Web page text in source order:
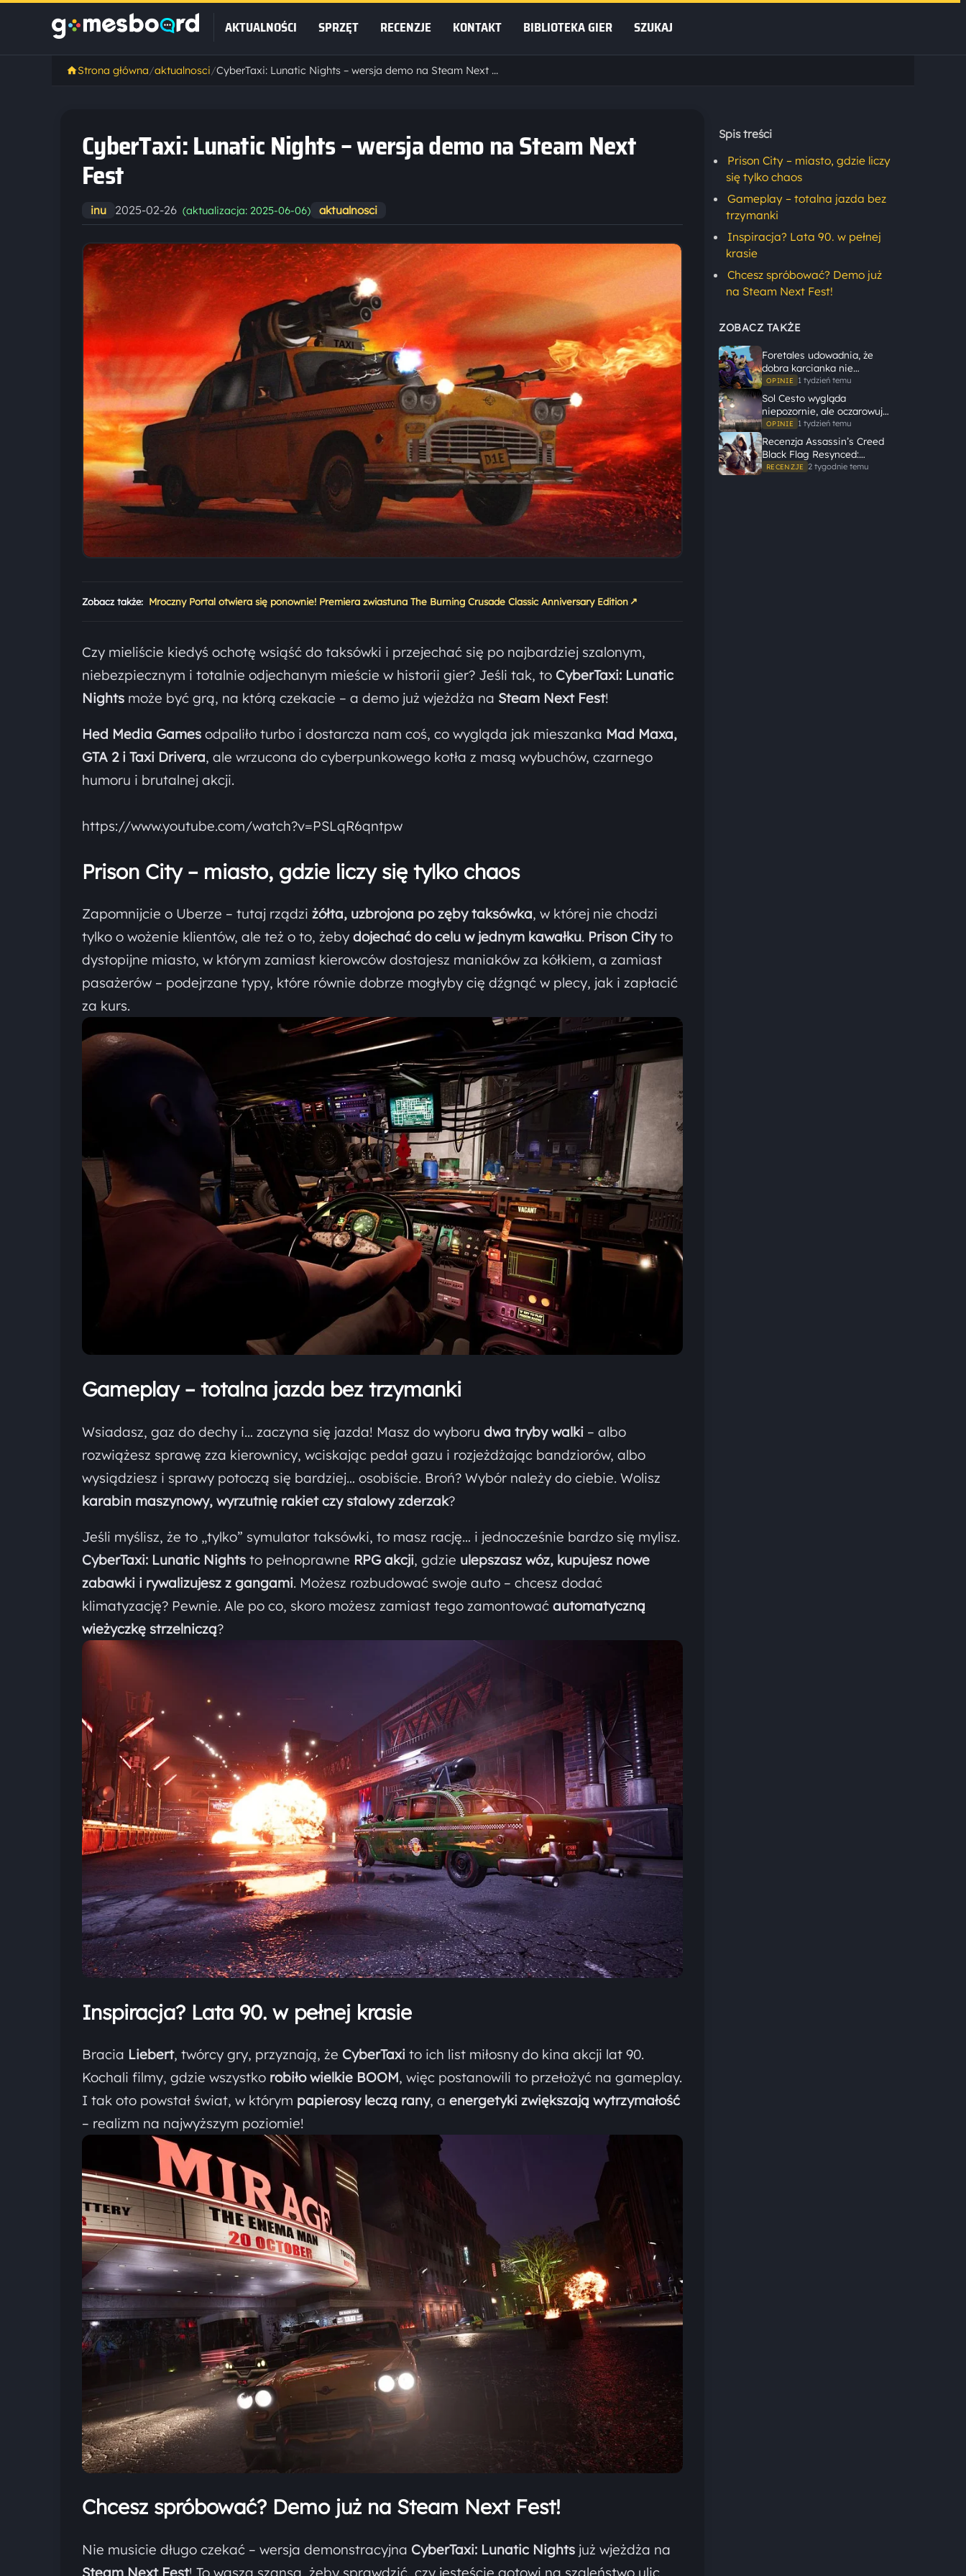
AKTUALNOŚCI SPRZĘT RECENZJE KONTAKT BIBLIOTEKA GIER SZUKAJ
Strona główna/aktualnosci/ CyberTaxi: Lunatic Nights – wersja demo na Steam Next Fest
CyberTaxi: Lunatic Nights – wersja demo na Steam Next
Fest
inu 2025-02-26 (aktualizacja: 2025-06-06) aktualnosci
Zobacz także: Mroczny Portal otwiera się ponownie! Premiera zwiastuna The Burning Crusade Classic Anniversary Edition ↗
Czy mieliście kiedyś ochotę wsiąść do taksówki i przejechać się po najbardziej szalonym,
niebezpiecznym i totalnie odjechanym mieście w historii gier? Jeśli tak, to CyberTaxi: Lunatic
Nights może być grą, na którą czekacie – a demo już wjeżdża na Steam Next Fest!
Hed Media Games odpaliło turbo i dostarcza nam coś, co wygląda jak mieszanka Mad Maxa,
GTA 2 i Taxi Drivera, ale wrzucona do cyberpunkowego kotła z masą wybuchów, czarnego
humoru i brutalnej akcji.
https://www.youtube.com/watch?v=PSLqR6qntpw
Prison City – miasto, gdzie liczy się tylko chaos
Zapomnijcie o Uberze – tutaj rządzi żółta, uzbrojona po zęby taksówka, w której nie chodzi
tylko o wożenie klientów, ale też o to, żeby dojechać do celu w jednym kawałku. Prison Cityto
dystopijne miasto, w którym zamiast kierowców dostajesz maniaków za kółkiem, a zamiast
pasażerów – podejrzane typy, które równie dobrze mogłyby cię dźgnąć w plecy, jak i zapłacić
za kurs.
Gameplay – totalna jazda bez trzymanki
Wsiadasz, gaz do dechy i… zaczyna się jazda! Masz do wyboru dwa tryby walki – albo
rozwiążesz sprawę zza kierownicy, wciskając pedał gazu i rozjeżdżając bandziorów, albo
wysiądziesz i sprawy potoczą się bardziej… osobiście. Broń? Wybór należy do ciebie. Wolisz
karabin maszynowy, wyrzutnię rakiet czy stalowy zderzak?
Jeśli myślisz, że to „tylko” symulator taksówki, to masz rację… i jednocześnie bardzo się mylisz.
CyberTaxi: Lunatic Nights to pełnoprawne RPG akcji, gdzie ulepszasz wóz, kupujesz nowe
zabawki i rywalizujesz z gangami. Możesz rozbudować swoje auto – chcesz dodać
klimatyzację? Pewnie. Ale po co, skoro możesz zamiast tego zamontować automatyczną
wieżyczkę strzelniczą?
Inspiracja? Lata 90. w pełnej krasie
Bracia Liebert, twórcy gry, przyznają, że CyberTaxi to ich list miłosny do kina akcji lat 90.
Kochali filmy, gdzie wszystko robiło wielkie BOOM, więc postanowili to przełożyć na gameplay.
I tak oto powstał świat, w którym papierosy leczą rany, a energetyki zwiększają wytrzymałość
– realizm na najwyższym poziomie!
Chcesz spróbować? Demo już na Steam Next Fest!
Nie musicie długo czekać – wersja demonstracyjna CyberTaxi: Lunatic Nights już wjeżdża na
Steam Next Fest! To wasza szansa, żeby sprawdzić, czy jesteście gotowi na szaleństwo ulic
Spis treści
Prison City – miasto, gdzie liczy
się tylko chaos
Gameplay – totalna jazda bez
trzymanki
Inspiracja? Lata 90. w pełnej
krasie
Chcesz spróbować? Demo już
na Steam Next Fest!
ZOBACZ TAKŻE
Foretales udowadnia, że
dobra karcianka nie
potrzebuje wielkiego
świata, żeby opowiedzieć
dużą historię
OPINIE 1 tydzień temu
Sol Cesto wygląda
niepozornie, ale oczarowuje
gameplayem
OPINIE 1 tydzień temu
Recenzja Assassin’s Creed
Black Flag Resynced:
Ubisoft tego nie zepsuł
RECENZJE 2 tygodnie temu